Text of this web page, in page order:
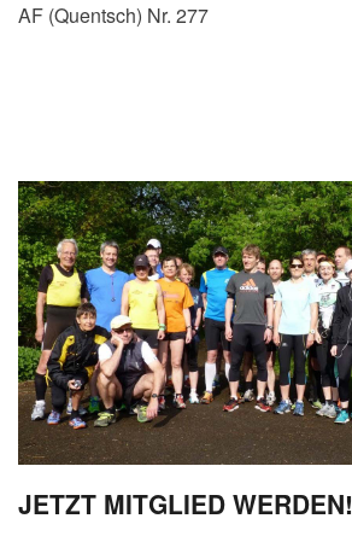
AF (Quentsch) Nr. 277
JETZT MITGLIED WERDEN!